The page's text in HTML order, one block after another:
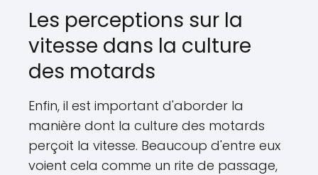
Les perceptions sur la
vitesse dans la culture
des motards
Enfin, il est important d'aborder la
manière dont la culture des motards
perçoit la vitesse. Beaucoup d'entre eux
voient cela comme un rite de passage,